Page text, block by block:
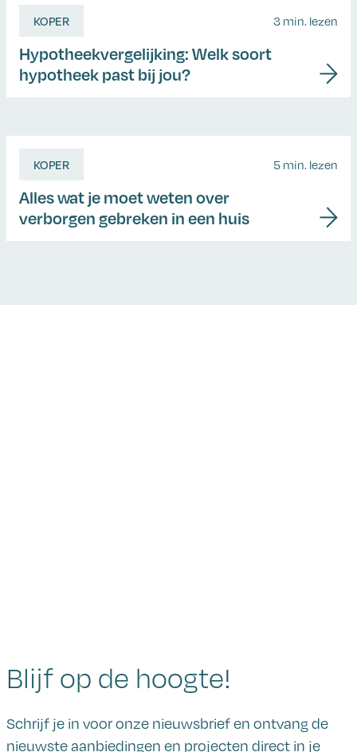
KOPER 3 min. lezen
Hypotheekvergelijking: Welk soort
hypotheek past bij jou?
KOPER 5 min. lezen
Alles wat je moet weten over
verborgen gebreken in een huis
Blijf op de hoogte!
Schrijf je in voor onze nieuwsbrief en ontvang de
nieuwste aanbiedingen en projecten direct in je